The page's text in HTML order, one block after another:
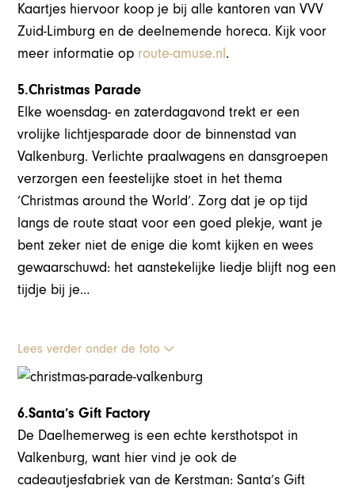
Kaartjes hiervoor koop je bij alle kantoren van VVV
Zuid-Limburg en de deelnemende horeca. Kijk voor
meer informatie op route-amuse.nl.
5.Christmas Parade
Elke woensdag- en zaterdagavond trekt er een
vrolijke lichtjesparade door de binnenstad van
Valkenburg. Verlichte praalwagens en dansgroepen
verzorgen een feestelijke stoet in het thema
‘Christmas around the World’. Zorg dat je op tijd
langs de route staat voor een goed plekje, want je
bent zeker niet de enige die komt kijken en wees
gewaarschuwd: het aanstekelijke liedje blijft nog een
tijdje bij je…
Lees verder onder de foto
6.Santa’s Gift Factory
De Daelhemerweg is een echte kersthotspot in
Valkenburg, want hier vind je ook de
cadeautjesfabriek van de Kerstman: Santa’s Gift